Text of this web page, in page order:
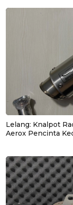
Lelang: Knalpot
Aerox Pencinta